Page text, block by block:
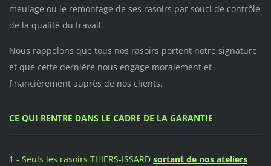
meulage ou le remontage de ses rasoirs par souci de contrôle
de la qualité du travail.
Nous rappelons que tous nos rasoirs portent notre signature
et que cette dernière nous engage moralement et
financièrement auprès de nos clients.
CE QUI RENTRE DANS LE CADRE DE LA GARANTIE
1 - Seuls les rasoirs THIERS-ISSARD sortant de nos ateliers